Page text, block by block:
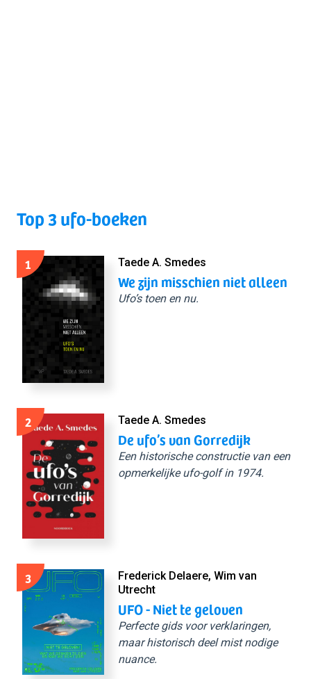
Top 3 ufo-boeken
1 Taede A. Smedes
We zijn misschien niet alleen
Ufo’s toen en nu.
2 Taede A. Smedes
De ufo’s van Gorredijk
Een historische constructie van een
opmerkelijke ufo-golf in 1974.
3
Frederick Delaere, Wim van
Utrecht
UFO - Niet te geloven
Perfecte gids voor verklaringen,
maar historisch deel mist nodige
nuance.